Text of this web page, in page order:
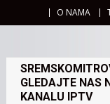
O NAMA
GLEDAJTE NAS
KANALU IPTV